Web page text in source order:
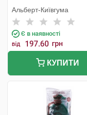
Альберт-Київгума
Є в наявності
від 197.60 грн
КУПИТИ